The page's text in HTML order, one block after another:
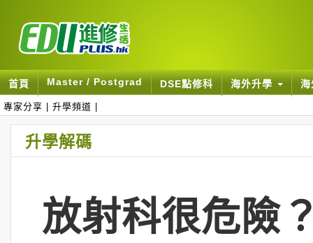
首頁 Master / Postgrad DSE點修科 海外升學
專家分享 升學頻道
升學解碼
放射科很危險